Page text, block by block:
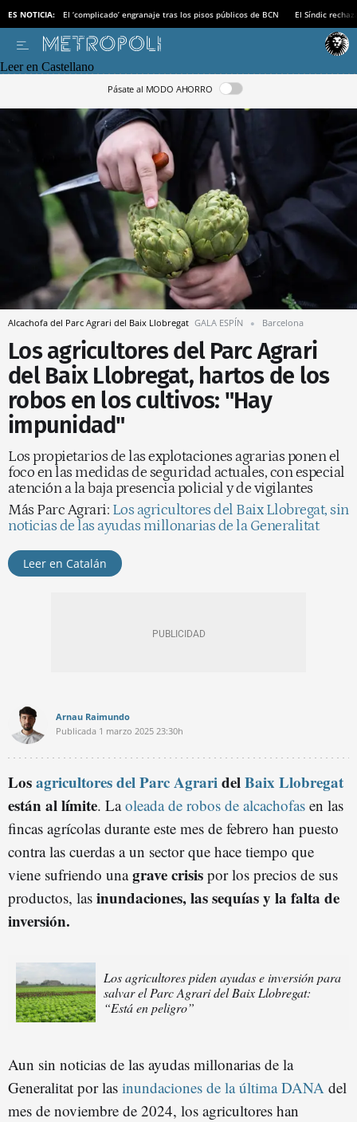
ES NOTICIA: El ‘complicado’ engranaje tras los pisos públicos de BCN El Síndic
Leer en Castellano
Pásate al MODO AHORRO
Alcachofa del Parc Agrari del Baix Llobregat GALA ESPÍN Barcelona
Los agricultores del Parc Agrari
del Baix Llobregat, hartos de los
robos en los cultivos: "Hay
impunidad"
Los propietarios de las explotaciones agrarias ponen el
foco en las medidas de seguridad actuales, con especial
atención a la baja presencia policial y de vigilantes
Más Parc Agrari: Los agricultores del Baix Llobregat, sin
noticias de las ayudas millonarias de la Generalitat
Leer en Catalán
Arnau Raimundo
Publicada 1 marzo 2025 23:30h
Losagricultores del Parc AgraridelBaix Llobregat
están al límite. Laoleada de robos de alcachofas en las
fincas agrícolas durante este mes de febrero han puesto
contra las cuerdas a un sector que hace tiempo que
viene sufriendo unagrave crisis por los precios de sus
productos, las inundaciones, las sequías y la falta de
inversión.
Los agricultores piden ayudas e inversión para
salvar el Parc Agrari del Baix Llobregat:
“Está en peligro”
Aun sin noticias de las ayudas millonarias de la
Generalitat por las inundaciones de la última DANA del
mes de noviembre de 2024, los agricultores han